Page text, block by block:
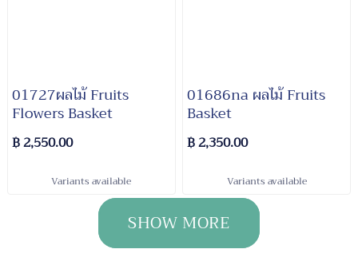
01727ผลไม้ Fruits
Flowers Basket
฿ 2,550.00
Variants available
01686na ผลไม้ Fruits
Basket
฿ 2,350.00
Variants available
SHOW MORE